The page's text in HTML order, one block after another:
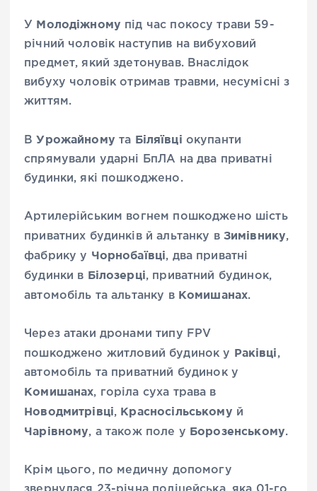
У Молодіжному під час покосу трави 59-
річний чоловік наступив на вибуховий
предмет, який здетонував. Внаслідок
вибуху чоловік отримав травми, несумісні з
життям.
В Урожайному та Біляївці окупанти
спрямували ударні БпЛА на два приватні
будинки, які пошкоджено.
Артилерійським вогнем пошкоджено шість
приватних будинків й альтанку в Зимівнику,
фабрику у Чорнобаївці, два приватні
будинки в Білозерці, приватний будинок,
автомобіль та альтанку в Комишанах.
Через атаки дронами типу FPV
пошкоджено житловий будинок у Раківці ,
автомобіль та приватний будинок у
Комишанах, горіла суха трава в
Новодмитрівці, Красносільському й
Чарівному, а також поле у Борозенському.
Крім цього, по медичну допомогу